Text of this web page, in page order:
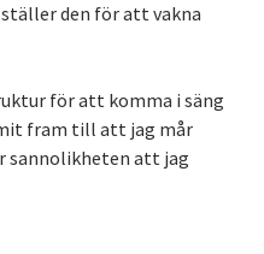
ställer den för att vakna
för att komma i säng
fram till att jag mår
sannolikheten att jag